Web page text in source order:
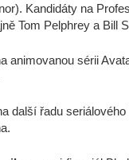
Kandidáty na
Tom Pelphrey a Bill
animovanou sérii
další řadu